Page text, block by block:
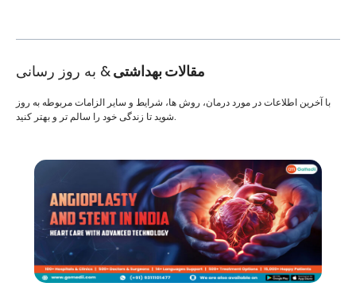
مقالات بهداشتی& به روز رسانی
با آخرین اطلاعات در مورد درمان، روش ها، شرایط و سایر الزامات مربوطه به روز
شوید تا زندگی خود را سالم تر و بهتر کنید.